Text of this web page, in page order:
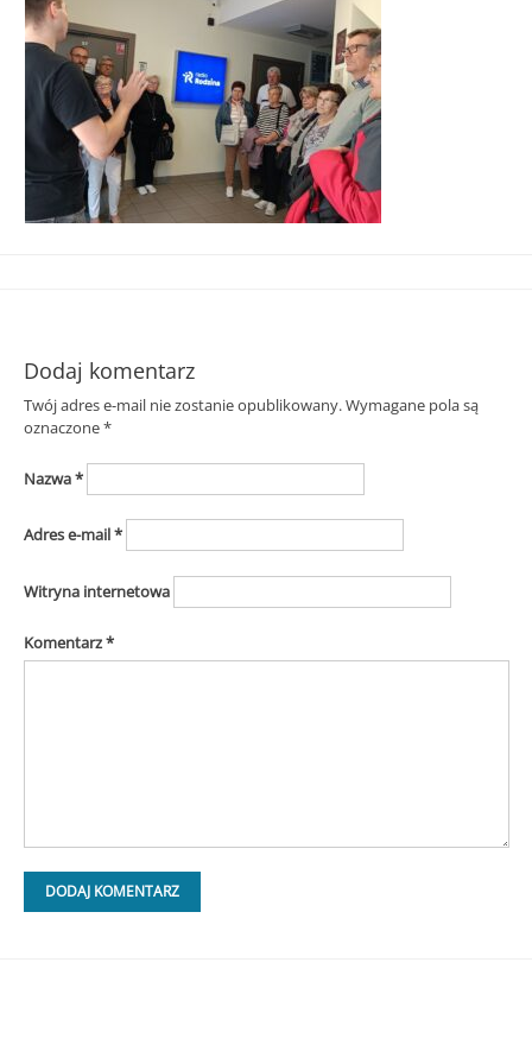
Śląska
Dodaj komentarz
Twój adres e-mail nie zostanie opublikowany.Wymagane pola są
oznaczone*
Nazwa*
Adres e-mail*
Witryna internetowa
Komentarz*